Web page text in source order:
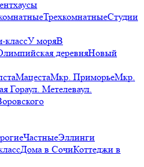
ТрехкомнатныеСтудии
классУ моряВ
деревняНовый
МацестаМкр. ПриморьеМкр.
Гораул. Метелеваул.
ЧастныеЭллинги
Дома в СочиКоттеджи в